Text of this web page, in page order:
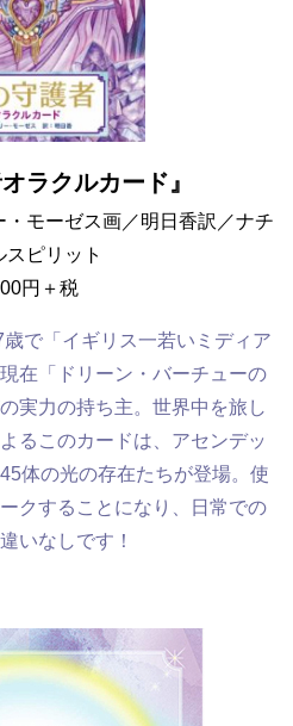
ラクルカード』
モーゼス画／明日香訳／ナチ
スピリット
円＋税
で「イギリス一若いミディア
在 「ドリーン・バーチューの
実力の持ち主。世界中を旅し
るこのカードは、アセンデッ
体の光の存在たちが登場。使
クすることになり、日常での
いなしです！